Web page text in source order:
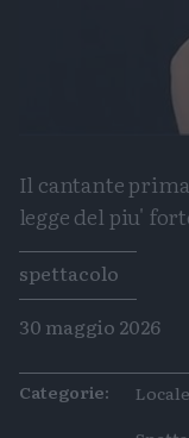
Il cantante
legge del piu'
Tags
spettacolo
30 maggio 2026
Categorie: Locale